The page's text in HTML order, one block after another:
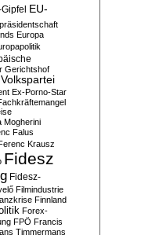
Gipfel EU-
Europa
Gerichtshof
Ex-Porno-Star
Mogherini
Falus
Krausz
Fidesz
Fidesz-
Filmindustrie
Finnland
Forex-
FPÖ Francis
Timmermans